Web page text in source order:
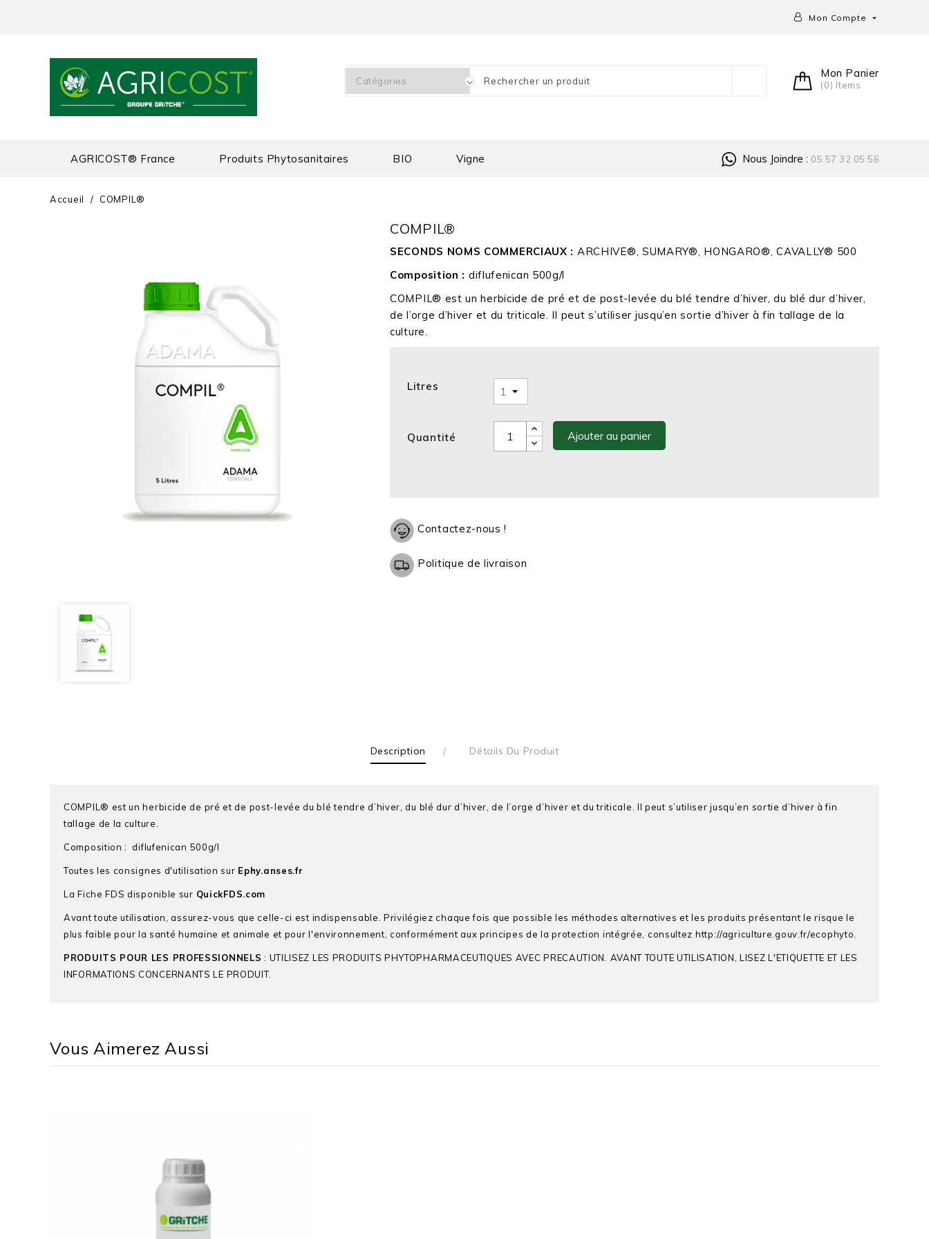
Mon Compte 
Mon Panier
(0) Items
AGRICOST® France Produits Phytosanitaires BIO Vigne Nous Joindre : 05 57 32 05 56
Accueil COMPIL®
COMPIL®
SECONDS NOMS COMMERCIAUX : ARCHIVE®, SUMARY®, HONGARO®, CAVALLY® 500
Composition : diflufenican 500g/l
COMPIL® est un herbicide de pré et de post-levée du blé tendre d’hiver, du blé dur d’hiver,
de l’orge d’hiver et du triticale. Il peut s’utiliser jusqu’en sortie d’hiver à fin tallage de la
culture.
Litres
Quantité Ajouter au panier
Contactez-nous !
Politique de livraison
Description Détails Du Produit
COMPIL® est un herbicide de pré et de post-levée du blé tendre d’hiver, du blé dur d’hiver, de l’orge d’hiver et du triticale. Il peut s’utiliser jusqu’en sortie d’hiver à fin
tallage de la culture.
Composition : diflufenican 500g/l
Toutes les consignes d'utilisation sur Ephy.anses.fr
La Fiche FDS disponible sur QuickFDS.com
Avant toute utilisation, assurez-vous que celle-ci est indispensable. Privilégiez chaque fois que possible les méthodes alternatives et les produits présentant le risque le
plus faible pour la santé humaine et animale et pour l'environnement, conformément aux principes de la protection intégrée, consultez http://agriculture.gouv.fr/ecophyto.
PRODUITS POUR LES PROFESSIONNELS : UTILISEZ LES PRODUITS PHYTOPHARMACEUTIQUES AVEC PRECAUTION. AVANT TOUTE UTILISATION, LISEZ L'ETIQUETTE ET LES
INFORMATIONS CONCERNANTS LE PRODUIT.
Vous Aimerez Aussi